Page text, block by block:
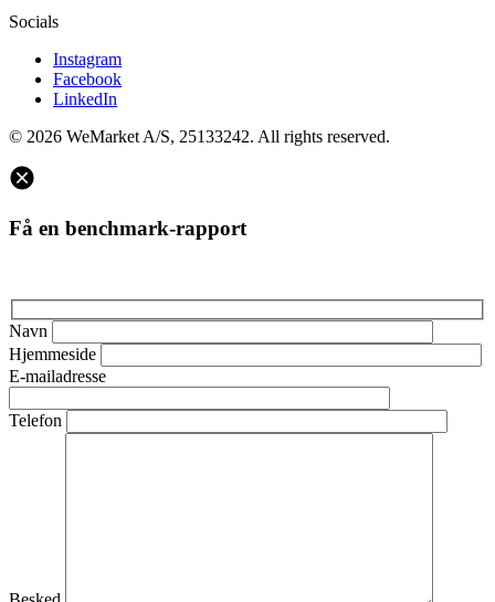
Socials
Instagram
Facebook
LinkedIn
© 2026 WeMarket A/S, 25133242. All rights reserved.
Få en benchmark-rapport
Navn
Hjemmeside
E-mailadresse
Telefon